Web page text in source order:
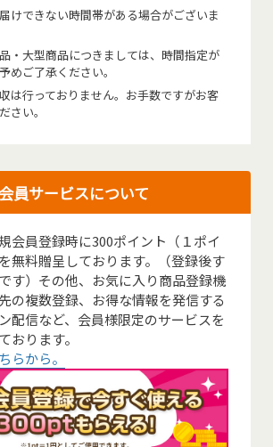
けできない時間帯がある場合がございま
・大型商品につきましては、時間指定が
めご了承ください。
は行っておりません。お手数ですがお客
さい。
会員サービスについて
会員登録時に300ポイント（１ポイ
無料贈呈しております。（登録後す
す）その他、お気に入り商品登録機
の複数登録、お得な情報を発信する
配信など、会員様限定のサービスを
おります。
らから。